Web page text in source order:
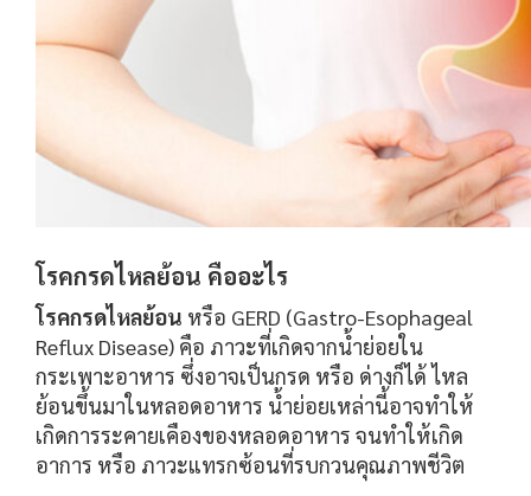
โรคกรดไหลย้อน คืออะไร
โรคกรดไหลย้อน หรือ GERD (Gastro-Esophageal
Reflux Disease) คือ ภาวะที่เกิดจากน้ำย่อยใน
กระเพาะอาหาร ซึ่งอาจเป็นกรด หรือ ด่างก็ได้ ไหล
ย้อนขึ้นมาในหลอดอาหาร น้ำย่อยเหล่านี้อาจทำให้
เกิดการระคายเคืองของหลอดอาหาร จนทำให้เกิด
อาการ หรือ ภาวะแทรกซ้อนที่รบกวนคุณภาพชีวิต